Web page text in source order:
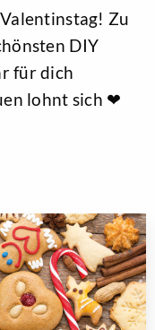
Zu
DIY
für dich
lohnt sich ❤